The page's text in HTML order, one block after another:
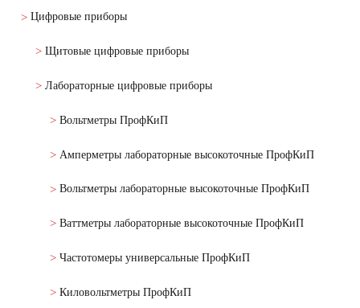
Цифровые приборы
Щитовые цифровые приборы
Лабораторные цифровые приборы
Вольтметры ПрофКиП
Амперметры лабораторные высокоточные ПрофКиП
Вольтметры лабораторные высокоточные ПрофКиП
Ваттметры лабораторные высокоточные ПрофКиП
Частотомеры универсальные ПрофКиП
Киловольтметры ПрофКиП